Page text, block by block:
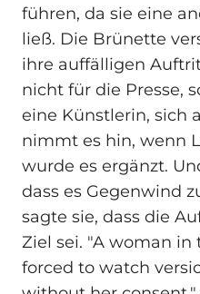
führen, da sie eine
ließ. Die Brünette
ihre auffälligen
nicht für die Presse,
eine Künstlerin, sich
nimmt es hin, wenn
wurde es ergänzt.
dass es Gegenwind
sagte sie, dass die
Ziel sei. "A woman in
forced to watch